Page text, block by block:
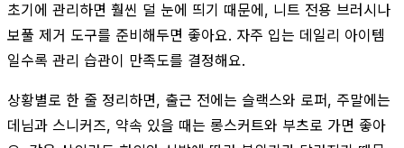
초기에 관리하면 훨씬 덜 눈에 띄기 때문에, 니트 전용 브러시나
보풀 제거 도구를 준비해두면 좋아요. 자주 입는 데일리 아이템
일수록 관리 습관이 만족도를 결정해요.
상황별로 한 줄 정리하면, 출근 전에는 슬랙스와 로퍼, 주말에는
데님과 스니커즈, 약속 있을 때는 롱스커트와 부츠로 가면 좋아